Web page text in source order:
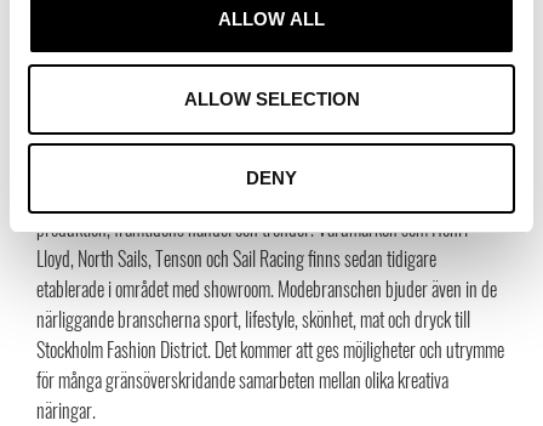
ALLOW ALL
ALLOW SELECTION
DENY
Fashion District under 2015/16.
I området finns sedan tidigare Nordic Shoe & Bag Fair med 120
utställande företag och Stockholm Shoe House med 55 fasta showroom
för sko- och väskbranschen. Här finns även modeproduktion, då
designers och deras team från hela Norden bjuds in till den unika
produktion, framtidens handel och trender. Varumärken som Henri
Lloyd, North Sails, Tenson och Sail Racing finns sedan tidigare
etablerade i området med showroom. Modebranschen bjuder även in de
närliggande branscherna sport, lifestyle, skönhet, mat och dryck till
Stockholm Fashion District. Det kommer att ges möjligheter och utrymme
för många gränsöverskridande samarbeten mellan olika kreativa
näringar.